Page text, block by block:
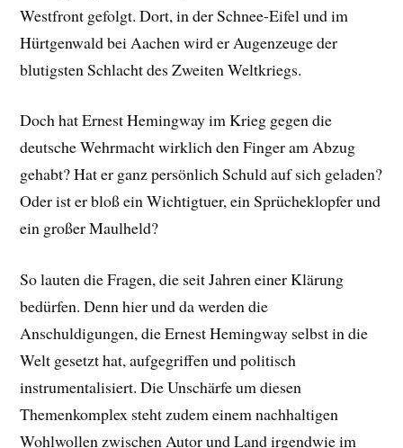
Westfront gefolgt. Dort, in der Schnee-Eifel und im
Hürtgenwald bei Aachen wird er Augenzeuge der
blutigsten Schlacht des Zweiten Weltkriegs.
Doch hat Ernest Hemingway im Krieg gegen die
deutsche Wehrmacht wirklich den Finger am Abzug
gehabt? Hat er ganz persönlich Schuld auf sich geladen?
Oder ist er bloß ein Wichtigtuer, ein Sprücheklopfer und
ein großer Maulheld?
So lauten die Fragen, die seit Jahren einer Klärung
bedürfen. Denn hier und da werden die
Anschuldigungen, die Ernest Hemingway selbst in die
Welt gesetzt hat, aufgegriffen und politisch
instrumentalisiert. Die Unschärfe um diesen
Themenkomplex steht zudem einem nachhaltigen
Wohlwollen zwischen Autor und Land irgendwie im